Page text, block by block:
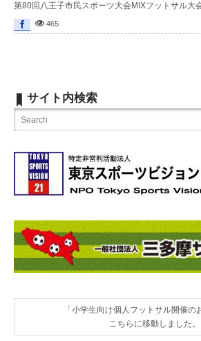
第80回八王子市民スポーツ大会MIXフットサル大
465
サイト内検索
「小学生向け個人フットサル開催の
こちらに移動しました。